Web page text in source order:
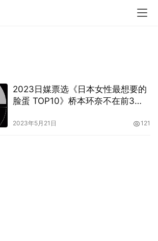
2023日媒票选《日本女性最想要的
脸蛋 TOP10》桥本环奈不在前3
2023年5月21日 121